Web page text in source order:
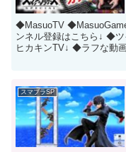
◆MasuoTV
ンネル登録はこちら↓ ◆
ヒカキンTV↓ ◆ラフな動
スマブラSP